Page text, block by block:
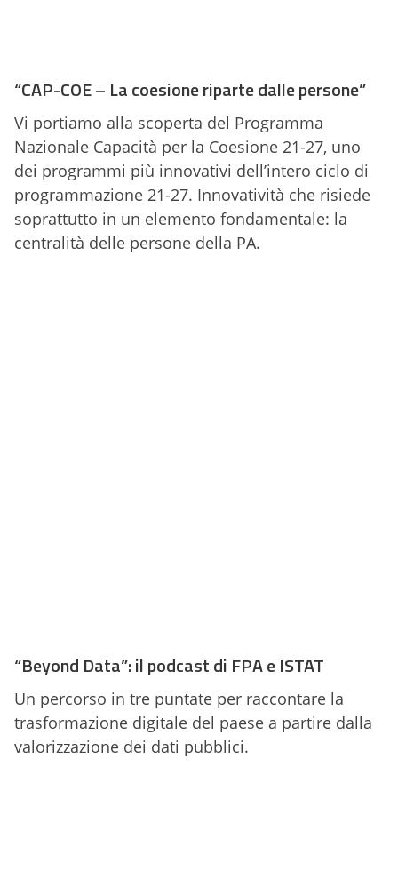
“CAP-COE – La coesione riparte dalle persone”
Vi portiamo alla scoperta del Programma
Nazionale Capacità per la Coesione 21-27, uno
dei programmi più innovativi dell’intero ciclo di
programmazione 21-27. Innovatività che risiede
soprattutto in un elemento fondamentale: la
centralità delle persone della PA.
“Beyond Data”: il podcast di FPA e ISTAT
Un percorso in tre puntate per raccontare la
trasformazione digitale del paese a partire dalla
valorizzazione dei dati pubblici.